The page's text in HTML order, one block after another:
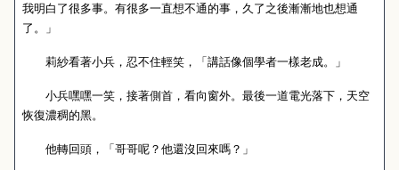
我明白了很多事。有很多一直想不通的事，久了之後漸漸地也想通
了。」
莉紗看著小兵，忍不住輕笑，「講話像個學者一樣老成。」
小兵嘿嘿一笑，接著側首，看向窗外。最後一道電光落下，天空
恢復濃稠的黑。
他轉回頭，「哥哥呢？他還沒回來嗎？」